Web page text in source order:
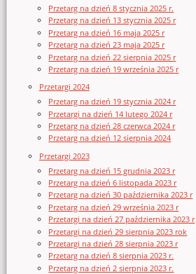
Przetarg na dzień 8 stycznia 2025 r.
Przetarg na dzień 13 stycznia 2025 r
Przetarg na dzień 16 maja 2025 r
Przetarg na dzień 23 maja 2025 r
Przetarg na dzień 22 sierpnia 2025 r
Przetarg na dzień 19 września 2025 r
Przetargi 2024
Przetarg na dzień 19 stycznia 2024 r
Przetargi na dzień 14 lutego 2024 r
Przetarg na dzień 28 czerwca 2024 r
Przetarg na dzień 12 sierpnia 2024
Przetargi 2023
Przetarg na dzień 15 grudnia 2023 r
Przetarg na dzień 6 listopada 2023 r
Przetarg na dzień 30 października 2023 r
Przetarg na dzień 29 września 2023 r
Przetargi na dzień 27 października 2023 r
Przetargi na dzień 29 sierpnia 2023 rok
Przetargi na dzień 28 sierpnia 2023 r
Przetarg na dzień 8 sierpnia 2023 r.
Przetarg na dzień 2 sierpnia 2023 r.